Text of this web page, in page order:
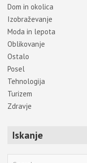
Dom in okolica
Izobraževanje
Moda in lepota
Oblikovanje
Ostalo
Posel
Tehnologija
Turizem
Zdravje
Iskanje